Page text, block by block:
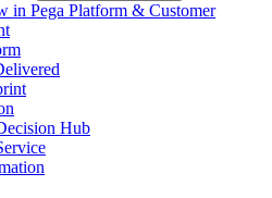
in Pega Platform & Customer
Hub